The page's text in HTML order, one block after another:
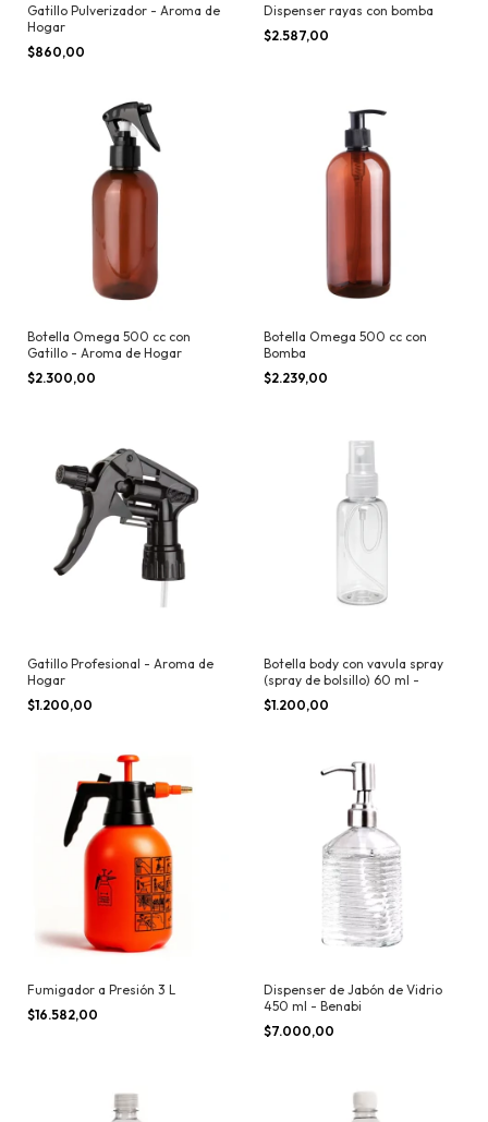
Gatillo Pulverizador - Aroma de
Hogar
$860,00
Dispenser rayas con bomba
$2.587,00
Botella Omega 500 cc con
Gatillo - Aroma de Hogar
$2.300,00
Botella Omega 500 cc con
Bomba
$2.239,00
Gatillo Profesional - Aroma de
Hogar
$1.200,00
Botella body con vavula spray
(spray de bolsillo) 60 ml -
$1.200,00
Fumigador a Presión 3 L
$16.582,00
Dispenser de Jabón de Vidrio
450 ml - Benabi
$7.000,00